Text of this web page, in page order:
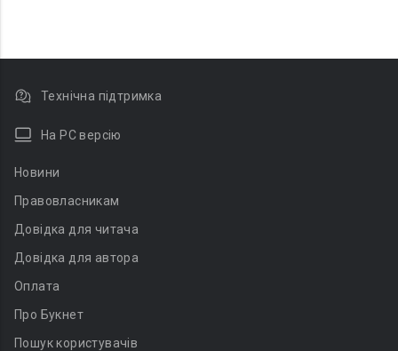
Технічна підтримка
На PC версію
Новини
Правовласникам
Довідка для читача
Довідка для автора
Оплата
Про Букнет
Пошук користувачів